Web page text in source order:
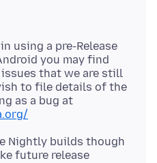
using a pre-Release
you may find
that we are still
to file details of the
as a bug at
Nightly builds though
future release